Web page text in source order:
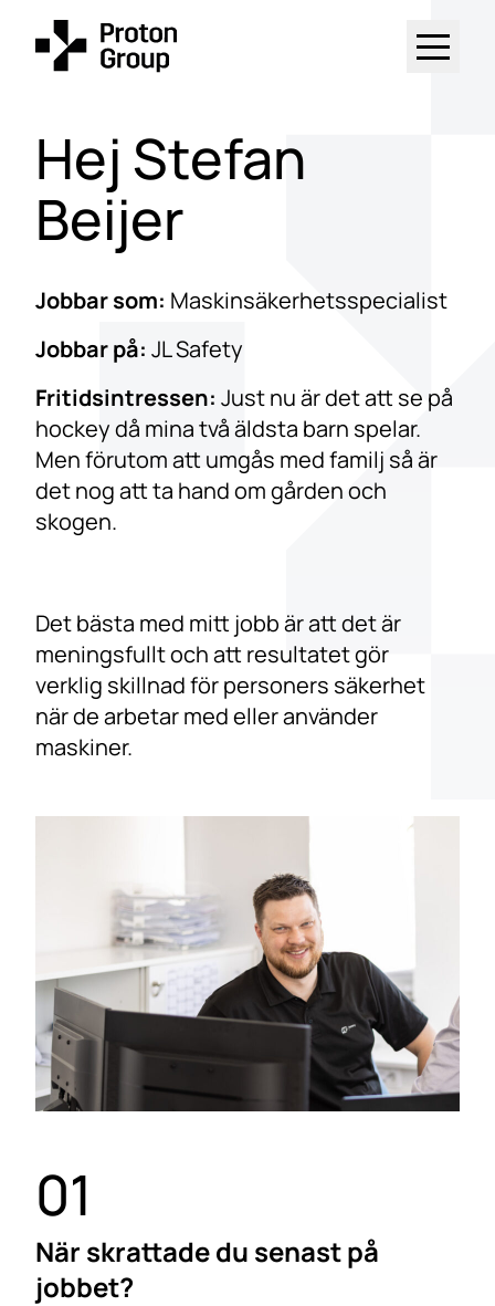
Hej Stefan
Beijer
Jobbar som: Maskinsäkerhets­specialist
Jobbar på: JL Safety
Fritidsintressen: Just nu är det att se på
hockey då mina två äldsta barn spelar.
Men förutom att umgås med familj så är
det nog att ta hand om gården och
skogen.
Det bästa med mitt jobb är att det är
meningsfullt och att resultatet gör
verklig skillnad för personers säkerhet
när de arbetar med eller använder
maskiner.
01
När skrattade du senast på
jobbet?